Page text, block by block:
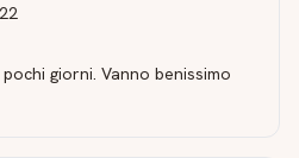
giorni. Vanno benissimo